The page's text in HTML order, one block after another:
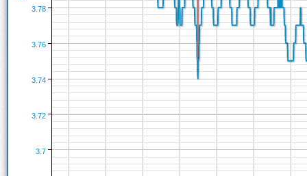
3.7
3.72
3.74
3.76
3.78